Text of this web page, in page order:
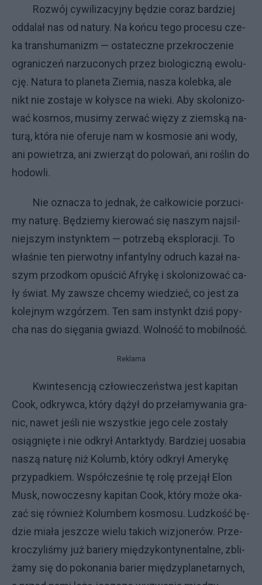
Roz­wój cy­wi­li­za­cyj­ny bę­dzie co­raz bar­dziej
od­da­lał nas od na­tu­ry. Na koń­cu te­go pro­ce­su cze­
ka trans­hu­ma­ni­zm — osta­tecz­ne prze­kro­cze­nie
ogra­ni­czeń na­rzu­co­ny­ch przez bio­lo­gicz­ną ewo­lu­
cję. Na­tu­ra to pla­ne­ta Zie­mia, na­sza ko­leb­ka, ale
nikt nie zo­sta­je w ko­ły­sce na wie­ki. Aby sko­lo­ni­zo­
wać ko­smos, mu­si­my ze­rwać wię­zy z ziem­ską na­
tu­rą, któ­ra nie ofe­ru­je nam w ko­smo­sie ani wo­dy,
ani po­wie­trza, ani zwie­rząt do po­lo­wań, ani ro­ślin do
ho­dow­li.
Nie ozna­cza to jed­nak, że cał­ko­wi­cie po­rzu­ci­
my na­tu­rę. Bę­dzie­my kie­ro­wać się na­szym naj­sil­
niej­szym in­stynk­tem — po­trze­bą eks­plo­ra­cji. To
wła­śnie ten pier­wot­ny in­fan­tyl­ny od­ru­ch ka­zał na­
szym przod­kom opu­ścić Afry­kę i sko­lo­ni­zo­wać ca­
ły świat. My za­wsze chce­my wie­dzieć, co je­st za
ko­lej­nym wzgó­rzem. Ten sam in­stynkt dziś po­py­
cha nas do się­ga­nia gwiazd. Wol­no­ść to mo­bil­no­ść.
Reklama
Kwin­te­sen­cją czło­wie­czeń­stwa je­st ka­pi­tan
Co­ok, od­kryw­ca, któ­ry dą­żył do prze­ła­my­wa­nia gra­
nic, na­wet je­śli nie wszyst­kie je­go ce­le zo­sta­ły
osią­gnię­te i nie od­krył An­tark­ty­dy. Bar­dziej uosa­bia
na­szą na­tu­rę niż Ko­lumb, któ­ry od­krył Ame­ry­kę
przy­pad­kiem. Współ­cze­śnie tę ro­lę prze­jął Elon
Mu­sk, no­wo­cze­sny ka­pi­tan Co­ok, któ­ry mo­że oka­
zać się rów­nież Ko­lum­bem ko­smo­su. Ludz­ko­ść bę­
dzie mia­ła jesz­cze wie­lu ta­ki­ch wi­zjo­ne­rów. Prze­
kro­czy­li­śmy już ba­rie­ry mię­dzy­kon­ty­nen­tal­ne, zbli­
ża­my się do po­ko­na­nia ba­rier mię­dzy­pla­ne­tar­ny­ch,